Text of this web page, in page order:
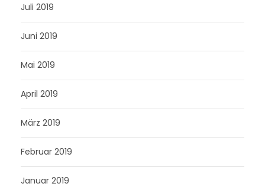
Juli 2019
Juni 2019
Mai 2019
April 2019
März 2019
Februar 2019
Januar 2019